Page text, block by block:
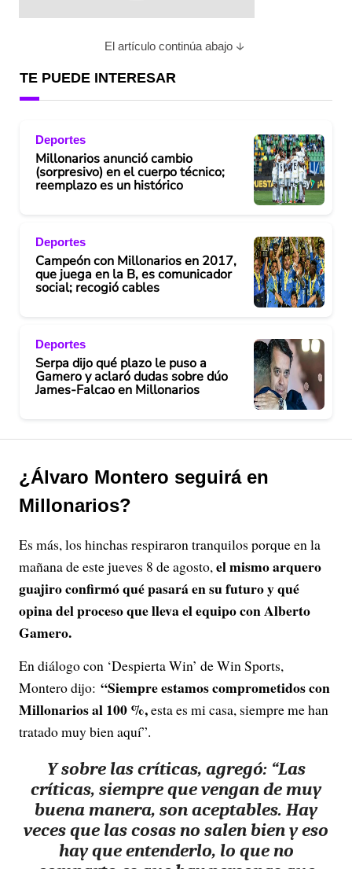
El artículo continúa abajo
TE PUEDE INTERESAR
Deportes
Millonarios anunció cambio
(sorpresivo) en el cuerpo técnico;
reemplazo es un histórico
Deportes
Campeón con Millonarios en 2017,
que juega en la B, es comunicador
social; recogió cables
Deportes
Serpa dijo qué plazo le puso a
Gamero y aclaró dudas sobre dúo
James-Falcao en Millonarios
¿Álvaro Montero seguirá en
Millonarios?
Es más, los hinchas respiraron tranquilos porque en la
mañana de este jueves 8 de agosto,el mismo arquero
guajiro confirmó qué pasará en su futuro y qué
opina del proceso que lleva el equipo con Alberto
Gamero.
En diálogo con ‘Despierta Win’ de Win Sports,
Montero dijo: “Siempre estamos comprometidos con
Millonarios al 100 %,esta es mi casa, siempre me han
tratado muy bien aquí”.
Y sobre las críticas, agregó: “Las
críticas, siempre que vengan de muy
buena manera, son aceptables. Hay
veces que las cosas no salen bien y eso
hay que entenderlo, lo que no